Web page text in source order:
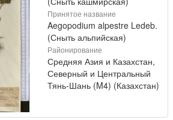
Принятое название
Aegopodium alpestre Ledeb.
(Сныть альпийская)
Районирование
Средняя Азия и Казахстан,
Северный и Центральный
Тянь-Шань (M4) (Казахстан)